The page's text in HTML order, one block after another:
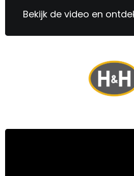
Bekijk de video en